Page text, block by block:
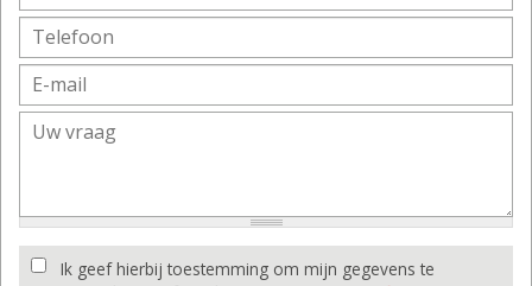
Ik geef hierbij toestemming om mijn gegevens te